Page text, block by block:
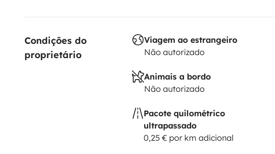
Condições do
proprietário
Viagem ao estrangeiro
Não autorizado
Animais a bordo
Não autorizado
Pacote quilométrico
ultrapassado
0,25 € por km adicional